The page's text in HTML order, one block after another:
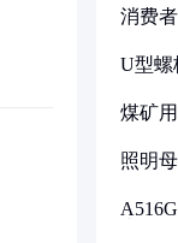
消费
U型螺
煤矿
照明